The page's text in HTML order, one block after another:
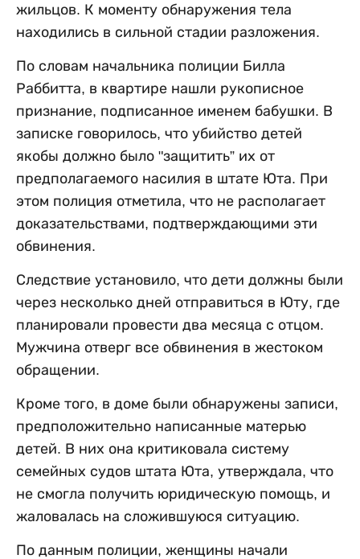
жильцов. К моменту обнаружения тела
находились в сильной стадии разложения.
По словам начальника полиции Билла
Раббитта, в квартире нашли рукописное
признание, подписанное именем бабушки. В
записке говорилось, что убийство детей
якобы должно было "защитить” их от
предполагаемого насилия в штате Юта. При
этом полиция отметила, что не располагает
доказательствами, подтверждающими эти
обвинения.
Следствие установило, что дети должны были
через несколько дней отправиться в Юту, где
планировали провести два месяца с отцом.
Мужчина отверг все обвинения в жестоком
обращении.
Кроме того, в доме были обнаружены записи,
предположительно написанные матерью
детей. В них она критиковала систему
семейных судов штата Юта, утверждала, что
не смогла получить юридическую помощь, и
жаловалась на сложившуюся ситуацию.
По данным полиции, женщины начали